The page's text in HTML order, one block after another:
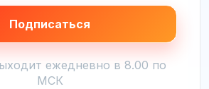
ежедневно в 8.00 по
МСК